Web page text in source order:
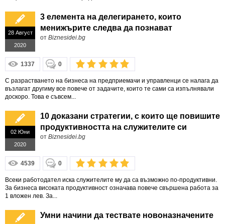
28 Август
2020
3 елемента на делегирането, които
менижърите следва да познават
от Biznesidei.bg
1337 0
С разрастването на бизнеса на предприемачи и управленци се налага да
възлагат другиму все повече от задачите, които те сами са изпълнявали
доскоро. Това е съвсем...
02 Юни
2020
10 доказани стратегии, с които ще повишите
продуктивността на служителите си
от Biznesidei.bg
4539 0
Всеки работодател иска служителите му да са възможно по-продуктивни.
За бизнеса високата продуктивност означава повече свършена работа за
1 вложен лев. За...
Умни начини да тествате новоназначените